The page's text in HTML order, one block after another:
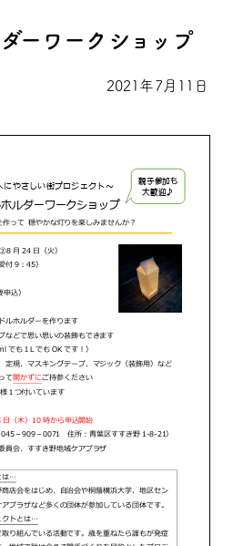
ーワークショップ
2021年7月11日